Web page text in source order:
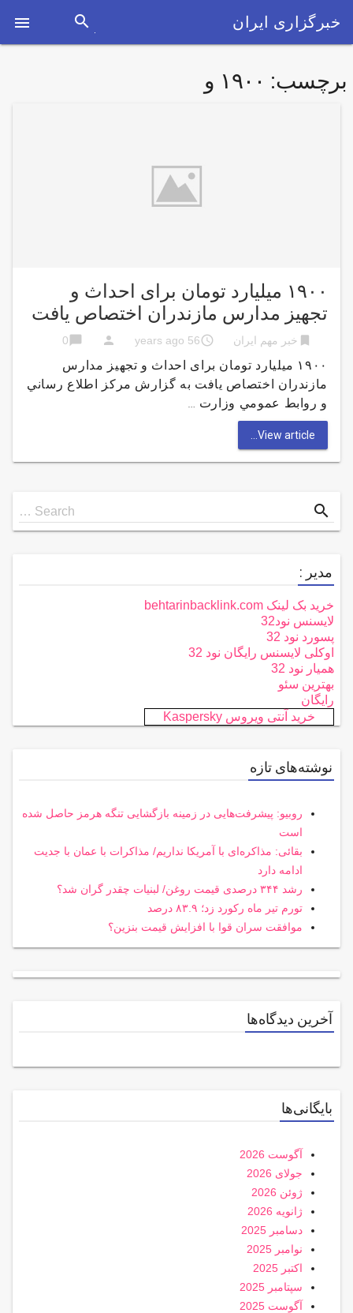
 خبرگزاری ایران search
برچسب: ۱۹۰۰ و
۱۹۰۰ میلیارد تومان برای احداث و
تجهیز مدارس مازندران اختصاص يافت
bookmark خبر مهم ایران access_time
56 years ago
person
chat_bubble
0
۱۹۰۰ میلیارد تومان برای احداث و تجهیز مدارس
مازندران اختصاص يافت به گزارش مركز اطلاع رساني
و روابط عمومي وزارت …
View article...
Search
for
Search … search
مدیر :
خرید بک لینک behtarinbacklink.com
لایسنس نود32
پسورد نود 32
اوکلی لایسنس رایگان نود 32
همیار نود 32
بهترین سئو
رایگان
خرید آنتی ویروس Kaspersky
نوشته‌های تازه
روبیو: پیشرفت‌هایی در زمینه بازگشایی تنگه هرمز حاصل شده
است
بقائی: مذاکره‌ای با آمریکا نداریم/ مذاکرات با عمان با جدیت
ادامه دارد
رشد ۳۴۴ درصدی قیمت روغن/ لبنیات چقدر گران شد؟
تورم تیر ماه رکورد زد؛ ۸۳.۹ درصد
موافقت سران قوا با افزایش قیمت بنزین؟
آخرین دیدگاه‌ها
بایگانی‌ها
آگوست 2026
جولای 2026
ژوئن 2026
ژانویه 2026
دسامبر 2025
نوامبر 2025
اکتبر 2025
سپتامبر 2025
آگوست 2025